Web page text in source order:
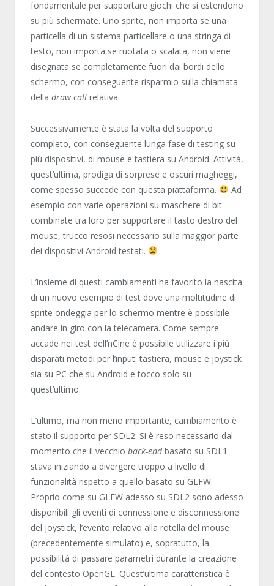
fondamentale per supportare giochi che si estendono
su più schermate. Uno sprite, non importa se una
particella di un sistema particellare o una stringa di
testo, non importa se ruotata o scalata, non viene
disegnata se completamente fuori dai bordi dello
schermo, con conseguente risparmio sulla chiamata
della draw call relativa.
Successivamente è stata la volta del supporto
completo, con conseguente lunga fase di testing su
più dispositivi, di mouse e tastiera su Android. Attività,
quest’ultima, prodiga di sorprese e oscuri magheggi,
come spesso succede con questa piattaforma.
Ad
esempio con varie operazioni su maschere di bit
combinate tra loro per supportare il tasto destro del
mouse, trucco resosi necessario sulla maggior parte
dei dispositivi Android testati.
L’insieme di questi cambiamenti ha favorito la nascita
di un nuovo esempio di test dove una moltitudine di
sprite ondeggia per lo schermo mentre è possibile
andare in giro con la telecamera. Come sempre
accade nei test dell’nCine è possibile utilizzare i più
disparati metodi per l’input: tastiera, mouse e joystick
sia su PC che su Android e tocco solo su
quest’ultimo.
L’ultimo, ma non meno importante, cambiamento è
stato il supporto per SDL2. Si è reso necessario dal
momento che il vecchio back-endbasato su SDL1
stava iniziando a divergere troppo a livello di
funzionalità rispetto a quello basato su GLFW.
Proprio come su GLFW adesso su SDL2 sono adesso
disponibili gli eventi di connessione e disconnessione
del joystick, l’evento relativo alla rotella del mouse
(precedentemente simulato) e, sopratutto, la
possibilità di passare parametri durante la creazione
del contesto OpenGL. Quest’ultima caratteristica è